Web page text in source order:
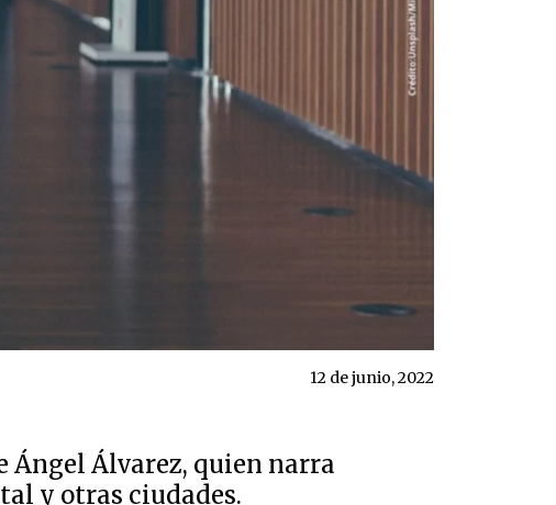
12 de junio, 2022
Ángel Álvarez, quien narra
y otras ciudades.